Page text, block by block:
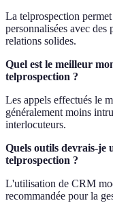
La telprospection
personnalisées avec
relations solides.
Quel est le meilleur
telprospection ?
Les appels effectués le
généralement moins
interlocuteurs.
Quels outils devrais-je
telprospection ?
L'utilisation de CRM
recommandée pour la